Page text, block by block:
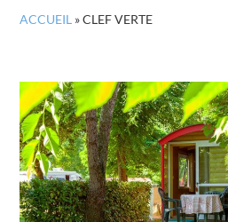
ACCUEIL »CLEF VERTE